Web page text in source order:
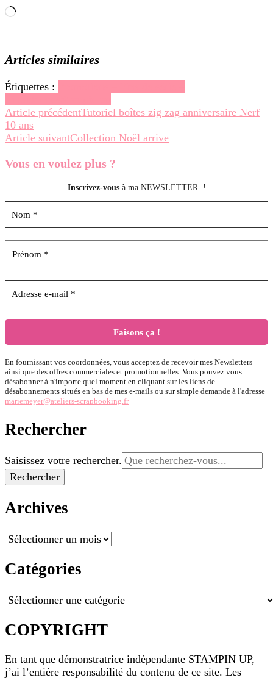
Chargement…
Articles similaires
Étiquettes :
Navigation
d’article
Article précédentTutoriel boîtes zig zag anniversaire Nerf
10 ans
Article suivantCollection Noël arrive
Vous en voulez plus ?
Inscrivez-vousà ma NEWSLETTER !
En fournissant vos coordonnées, vous acceptez de recevoir mes Newsletters
ainsi que des offres commerciales et promotionnelles. Vous pouvez vous
désabonner à n'importe quel moment en cliquant sur les liens de
désabonnements situés en bas de mes e-mails ou sur simple demande à l'adresse
mariemeyer@ateliers-scrapbooking.fr
Rechercher
Vous
recherchiez
quelque
Saisissez votre rechercher.
Archives
Archives
Catégories
Catégories
COPYRIGHT
En tant que démonstratrice indépendante STAMPIN UP,
j’ai l’entière responsabilité du contenu de ce site. Les